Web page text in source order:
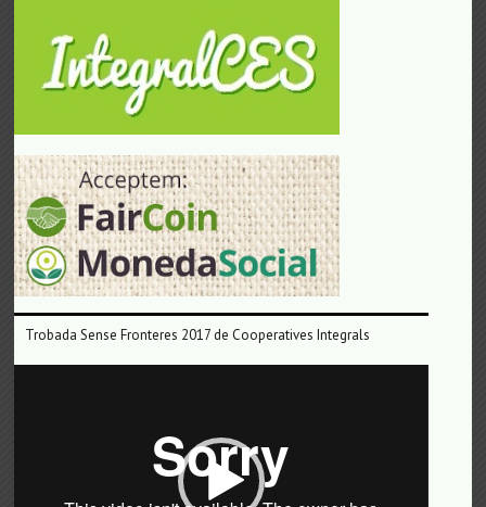
Trobada Sense Fronteres 2017 de Cooperatives Integrals